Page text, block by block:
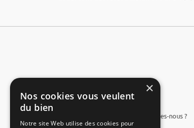
Qui sommes-nous ?
×
Nos cookies vous veulent
du bien
Notre site Web utilise des cookies pour